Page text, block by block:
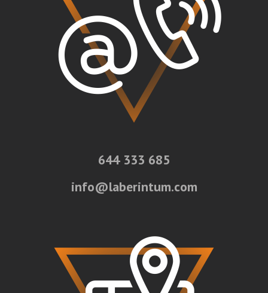
644 333 685
info@laberintum.com